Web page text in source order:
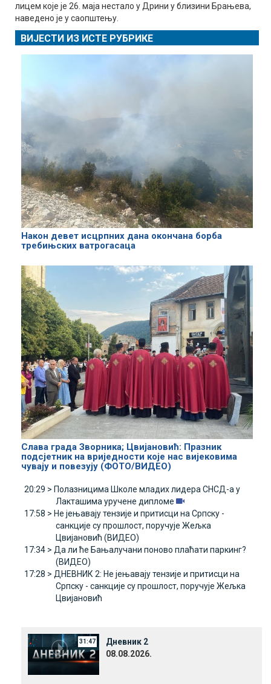
лицем које је 26. маја нестало у Дрини у близини Брањева,
наведено је у саопштењу.
ВИЈЕСТИ ИЗ ИСТЕ РУБРИКЕ
Након девет исцрпних дана окончана борба
требињских ватрогасаца
Слава града Зворника; Цвијановић: Празник
подсјетник на вриједности које нас вијековима
чувају и повезују (ФОТО/ВИДЕО)
20:29 > Полазницима Школе младих лидера СНСД-а у
Лакташима уручене дипломе
17:58 > Не јењавају тензије и притисци на Српску -
санкције су прошлост, поручује Жељка
Цвијановић (ВИДЕО)
17:34 > Да ли ће Бањалучани поново плаћати паркинг?
(ВИДЕО)
17:28 > ДНЕВНИК 2: Не јењавају тензије и притисци на
Српску - санкције су прошлост, поручује Жељка
Цвијановић
31:47
Дневник 2
08.08.2026.